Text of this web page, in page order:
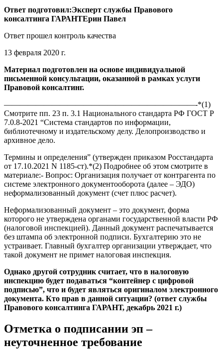
Ответ подготовил:Эксперт службы Правового
консалтинга ГАРАНТЕрин Павел
Ответ прошел контроль качества
13 февраля 2020 г.
Материал подготовлен на основе индивидуальной
письменной консультации, оказанной в рамках услуги
Правовой консалтинг.
————————————————————————-*(1)
Смотрите пп. 23 п. 3.1 Национального стандарта РФ ГОСТ Р
7.0.8-2021 “Система стандартов по информации,
библиотечному и издательскому делу. Делопроизводство и
архивное дело.
Термины и определения” (утвержден приказом Росстандарта
от 17.10.2021 N 1185-ст).*(2) Подробнее об этом смотрите в
материале:- Вопрос: Организация получает от контрагента по
системе электронного документооборота (далее – ЭДО)
неформализованный документ (счет плюс расчет).
Неформализованный документ – это документ, форма
которого не утверждена органами государственной власти РФ
(налоговой инспекцией). Данный документ распечатывается
без штампа об электронной подписи. Бухгалтерию это не
устраивает. Главный бухгалтер организации утверждает, что
такой документ не примет налоговая инспекция.
Однако другой сотрудник считает, что в налоговую
инспекцию будет подаваться “контейнер с цифровой
подписью”, что и будет являться оригиналом электронного
документа. Кто прав в данной ситуации? (ответ службы
Правового консалтинга ГАРАНТ, декабрь 2021 г.)
Отметка о подписании эп –
неуточненное требование